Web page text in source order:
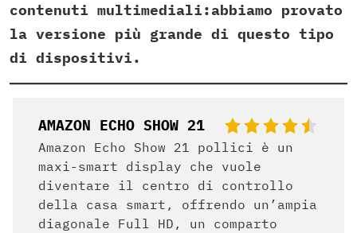
contenuti multimediali:abbiamo provato
la versione più grande di questo tipo
di dispositivi.
AMAZON ECHO SHOW 21
Amazon Echo Show 21 pollici è un
maxi-smart display che vuole
diventare il centro di controllo
della casa smart, offrendo un’ampia
diagonale Full HD, un comparto